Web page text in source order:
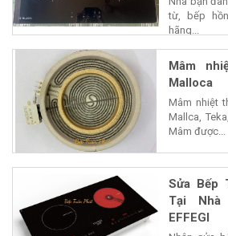
Nhà bạn
từ, bếp
hãng...
Mâm
Malloca
Mâm nhiệt
Mallca,
Mâm được...
Sửa Bếp
Tại
EFFEGI